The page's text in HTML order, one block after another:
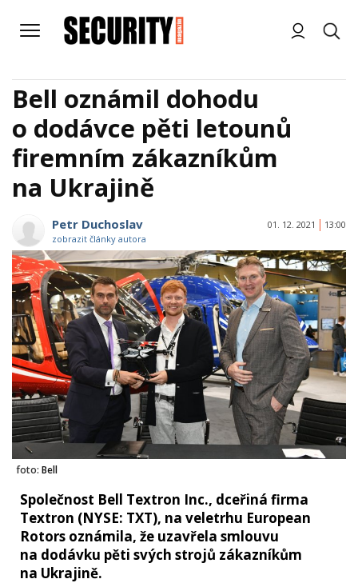
Bell oznámil dohodu
o dodávce pěti letounů
firemním zákazníkům
na Ukrajině
Petr Duchoslav
zobrazit články autora
01. 12. 2021 13:00
foto: Bell
Společnost Bell Textron Inc., dceřiná firma
Textron (NYSE: TXT), na veletrhu European
Rotors oznámila, že uzavřela smlouvu
na dodávku pěti svých strojů zákazníkům
na Ukrajině.